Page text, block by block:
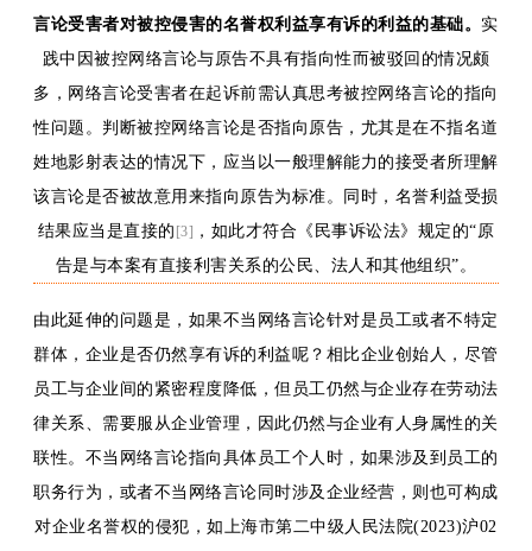
言论受害者对被控侵害的名誉权利益享有诉的利益的基础。实
践中因被控网络言论与原告不具有指向性而被驳回的情况颇
多，网络言论受害者在起诉前需认真思考被控网络言论的指向
性问题。判断被控网络言论是否指向原告，尤其是在不指名道
姓地影射表达的情况下，应当以一般理解能力的接受者所理解
该言论是否被故意用来指向原告为标准。同时 ， 名誉利益受损
结果应当是直接的 [3] ，如此才符合《民事诉讼法》规定的“原
告是与本案有直接利害关系的公民、法人和其他组织”。
由此延伸的问题是，如果不当网络言论针对是员工或者不特定
群体，企业是否仍然享有诉的利益呢？相比企业创始人，尽管
员工与企业间的紧密程度降低，但员工仍然与企业存在劳动法
律关系、需要服从企业管理，因此仍然与企业有人身属性的关
联性。不当网络言论指向具体员工个人时，如果涉及到员工的
职务行为，或者不当网络言论同时涉及企业经营，则也可构成
对企业名誉权的侵犯，如上海市第二中级人民法院(2023)沪02